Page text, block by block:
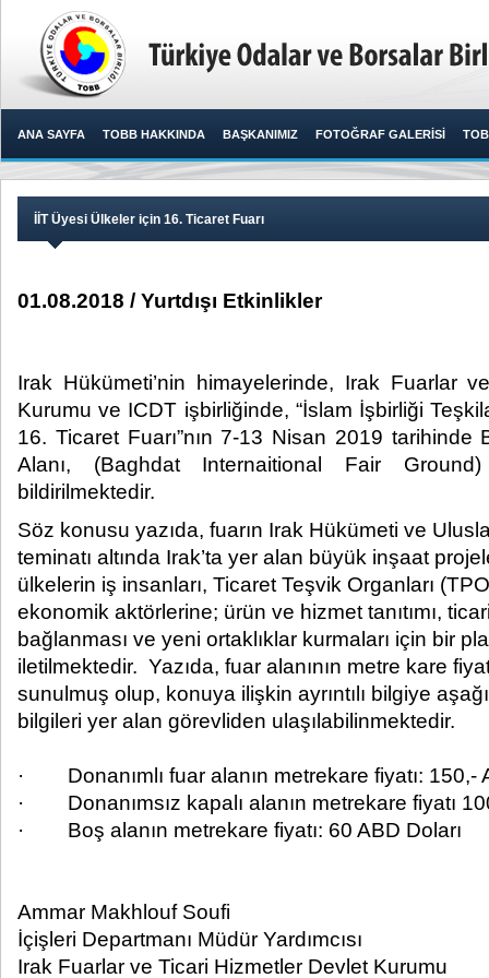
ANA SAYFA TOBB HAKKINDA BAŞKANIMIZ FOTOĞRAF GALERİSİ
İİT Üyesi Ülkeler için 16. Ticaret Fuarı
01.08.2018 / Yurtdışı Etkinlikler
Irak Hükümeti’nin himayelerinde, Irak Fuarlar
Kurumu ve ICDT işbirliğinde, “İslam İşbirliği
16. Ticaret Fuarı”nın 7-13 Nisan 2019 tarihinde
Alanı, (Baghdat Internaitional Fair Ground)
bildirilmektedir.​
Söz konusu yazıda, fuarın Irak Hükümeti ve
teminatı altında Irak’ta yer alan büyük inşaat
ülkelerin iş insanları, Ticaret Teşvik Organları
ekonomik aktörlerine; ürün ve hizmet tanıtımı,
bağlanması ve yeni ortaklıklar kurmaları için bir
iletilmektedir. Yazıda, fuar alanının metre kare
sunulmuş olup, konuya ilişkin ayrıntılı bilgiye
bilgileri yer alan görevliden ulaşılabilinmektedir.
· Donanımlı fuar alanın metrekare fiyatı: 150,-
· Donanımsız kapalı alanın metrekare fiyatı
· Boş alanın metrekare fiyatı: 60 ABD Doları
Ammar Makhlouf Soufi
İçişleri Departmanı Müdür Yardımcısı
Irak Fuarlar ve Ticari Hizmetler Devlet Kurumu